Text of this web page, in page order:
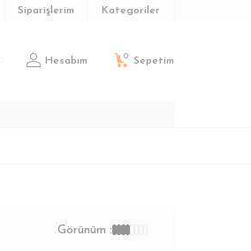
Siparişlerim Kategoriler
Hesabım 0 Sepetim
Görünüm :